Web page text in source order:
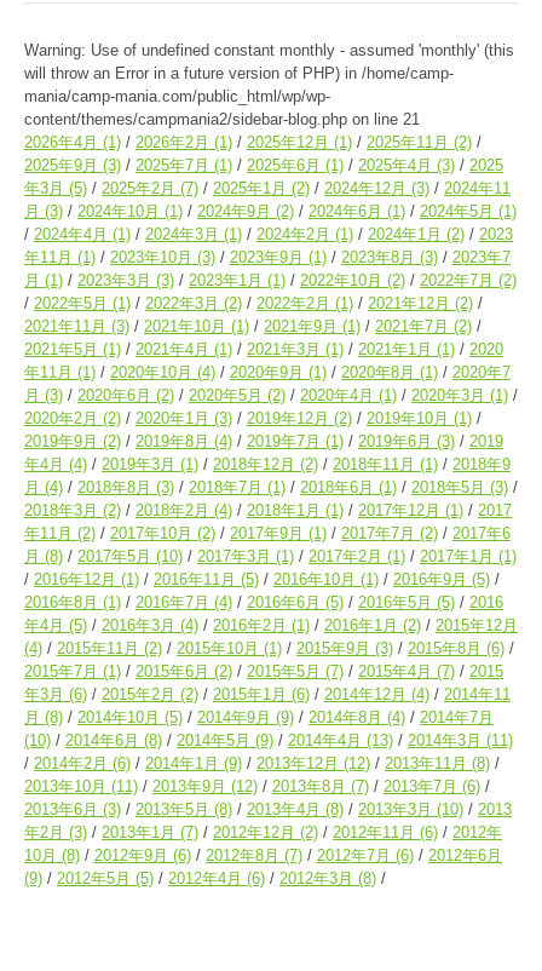
Warning: Use of undefined constant monthly - assumed 'monthly' (this
will throw an Error in a future version of PHP) in /home/camp-
mania/camp-mania.com/public_html/wp/wp-
content/themes/campmania2/sidebar-blog.php on line 21
2026年4月 (1) 2026年2月 (1) 2025年12月 (1) 2025年11月 (2)
2025年9月 (3) 2025年7月 (1) 2025年6月 (1) 2025年4月 (3)
2025
年3月 (5) 2025年2月 (7) 2025年1月 (2) 2024年12月 (3)
2024年11
月 (3) 2024年10月 (1) 2024年9月 (2) 2024年6月 (1) 2024年5月 (1)
2024年4月 (1) 2024年3月 (1) 2024年2月 (1) 2024年1月 (2)
2023
年11月 (1) 2023年10月 (3) 2023年9月 (1) 2023年8月 (3)
2023年7
月 (1) 2023年3月 (3) 2023年1月 (1) 2022年10月 (2) 2022年7月 (2)
2022年5月 (1) 2022年3月 (2) 2022年2月 (1) 2021年12月 (2)
2021年11月 (3) 2021年10月 (1) 2021年9月 (1) 2021年7月 (2)
2021年5月 (1) 2021年4月 (1) 2021年3月 (1) 2021年1月 (1)
2020
年11月 (1) 2020年10月 (4) 2020年9月 (1) 2020年8月 (1)
2020年7
月 (3) 2020年6月 (2) 2020年5月 (2) 2020年4月 (1) 2020年3月 (1)
2020年2月 (2) 2020年1月 (3) 2019年12月 (2) 2019年10月 (1)
2019年9月 (2) 2019年8月 (4) 2019年7月 (1) 2019年6月 (3)
2019
年4月 (4) 2019年3月 (1) 2018年12月 (2) 2018年11月 (1)
2018年9
月 (4) 2018年8月 (3) 2018年7月 (1) 2018年6月 (1) 2018年5月 (3)
2018年3月 (2) 2018年2月 (4) 2018年1月 (1) 2017年12月 (1)
2017
年11月 (2) 2017年10月 (2) 2017年9月 (1) 2017年7月 (2)
2017年6
月 (8) 2017年5月 (10) 2017年3月 (1) 2017年2月 (1) 2017年1月 (1)
2016年12月 (1) 2016年11月 (5) 2016年10月 (1) 2016年9月 (5)
2016年8月 (1) 2016年7月 (4) 2016年6月 (5) 2016年5月 (5)
2016
年4月 (5) 2016年3月 (4) 2016年2月 (1) 2016年1月 (2)
2015年12月
(4)
2015年11月 (2) 2015年10月 (1) 2015年9月 (3) 2015年8月 (6)
2015年7月 (1) 2015年6月 (2) 2015年5月 (7) 2015年4月 (7)
2015
年3月 (6) 2015年2月 (2) 2015年1月 (6) 2014年12月 (4)
2014年11
月 (8) 2014年10月 (5) 2014年9月 (9) 2014年8月 (4)
2014年7月
(10)
2014年6月 (8) 2014年5月 (9) 2014年4月 (13) 2014年3月 (11)
2014年2月 (6) 2014年1月 (9) 2013年12月 (12) 2013年11月 (8)
2013年10月 (11) 2013年9月 (12) 2013年8月 (7) 2013年7月 (6)
2013年6月 (3) 2013年5月 (8) 2013年4月 (8) 2013年3月 (10)
2013
年2月 (3) 2013年1月 (7) 2012年12月 (2) 2012年11月 (6)
2012年
10月 (8) 2012年9月 (6) 2012年8月 (7) 2012年7月 (6)
2012年6月
(9)
2012年5月 (5) 2012年4月 (6) 2012年3月 (8)